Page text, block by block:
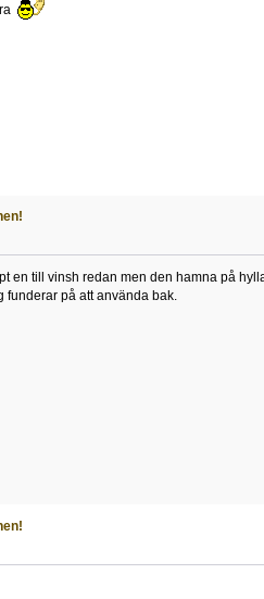
en till vinsh redan men den hamna på
funderar på att använda bak.